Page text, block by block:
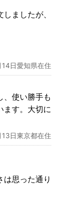
ましたが、
日愛知県在住
、使い勝手も
ます。大切に
日東京都在住
思った通り